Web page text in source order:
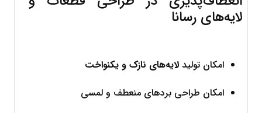
لایه‌های رسانا
امکان تولید لایه‌های نازک و یکنواخت
امکان طراحی بردهای منعطف و لمسی